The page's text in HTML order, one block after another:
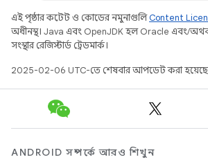
এই পৃষ্ঠার কন্টেন্ট ও কোডের নমুনাগুলিContent
অধীনস্থ। Java এবং OpenJDK হল Oracle এবং/
সংস্থার রেজিস্টার্ড ট্রেডমার্ক।
2025-02-06 UTC-তে শেষবার আপডেট করা
ANDROID সম্পর্কে আরও শিখুন